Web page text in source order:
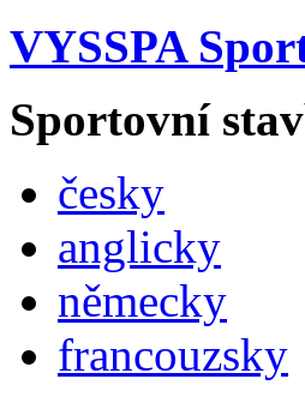
VYSSPA
Sportovní
česky
anglicky
německy
francouzsky